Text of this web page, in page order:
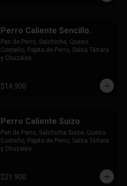
Perro Caliente Sencillo.
Pan de Perro, Salchicha, Queso
Costeño, Papita de Perro, Salsa Tártara
y Chuzales.
$14.900
Perro Caliente Suizo
Pan de Perro, Salchicha Suiza, Queso
Costeño, Papita de Perro, Salsa Tártara
y Chuzales.
$21.900